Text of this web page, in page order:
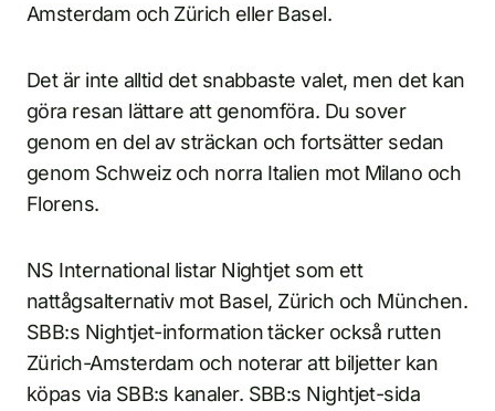
Amsterdam och Zürich eller Basel.
Det är inte alltid det snabbaste valet, men det kan
göra resan lättare att genomföra. Du sover
genom en del av sträckan och fortsätter sedan
genom Schweiz och norra Italien mot Milano och
Florens.
NS International listar Nightjet som ett
nattågsalternativ mot Basel, Zürich och München.
SBB:s Nightjet-information täcker också rutten
Zürich-Amsterdam och noterar att biljetter kan
köpas via SBB:s kanaler. SBB:s Nightjet-sida